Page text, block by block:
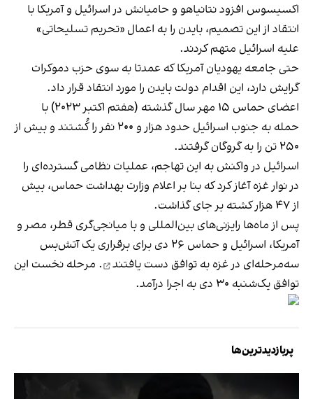
اکسیسوس افزود نتانیاهو و حامیانش در اسرائیل و آمریکا با
انتقاد از این تصمیم، بایدن را به اعمال «تحریم تسلیحاتی»
علیه اسرائیل متهم کردند.
حتی جامعه یهودیان آمریکا که عمدتا به سوی حزب دموکرات
گرایش دارد، این اقدام دولت بایدن را مورد انتقاد قرار داد.
اعضای حماس ۱۵ مهر سال گذشته (هفتم اکتبر ۲۰۲۳) با
حمله به جنوب اسرائیل حدود هزار و ۲۰۰ نفر را کُشتند و بیش از
۲۵۰ تن را به گروگان گرفتند.
اسرائیل در واکنش به این تهاجم، عملیات نظامی گسترده‌ای را
در نوار غزه آغاز کرد که بنا بر اعلام وزارت بهداشت حماس، بیش
از ۴۷ هزار کشته بر جای گذاشت.
پس از ماه‌ها رایزنی‌های بین‌المللی و با میانجی‌گری قطر، مصر و
آمریکا، اسرائیل و حماس ۲۶ دی برای برقراری یک آتش‌بس
سه‌مرحله‌ای در غزه به توافق دست یافتند
. مرحله نخست این
توافق یک‌شنبه ۳۰ دی به اجرا درآمد.
پربازدیدترین‌ها